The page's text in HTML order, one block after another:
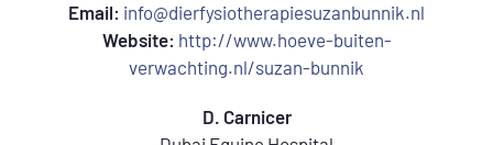
Email: info@dierfysiotherapiesuzanbunnik.nl
Website: http://www.hoeve-buiten-
verwachting.nl/suzan-bunnik
D. Carnicer